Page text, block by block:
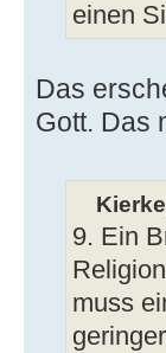
einen
Das
Gott. Das
9. Ein
muss